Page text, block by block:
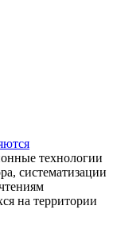
технологии
систематизации
на территории